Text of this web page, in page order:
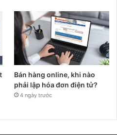
Bán hàng online, khi nào
phải lập hóa đơn điện tử?
4 ngày trước